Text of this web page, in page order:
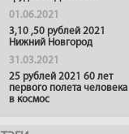
01.06.2021
3,10 ,50 рублей 2021
Нижний Новгород
31.03.2021
25 рублей 2021 60 лет
первого полета человека
в космос